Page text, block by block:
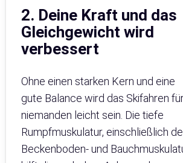
2. Deine Kraft und das
Gleichgewicht wird
verbessert
Ohne einen starken Kern und eine
gute Balance wird das Skifahren
niemanden leicht sein. Die tiefe
Rumpfmuskulatur, einschließlich
Beckenboden- und